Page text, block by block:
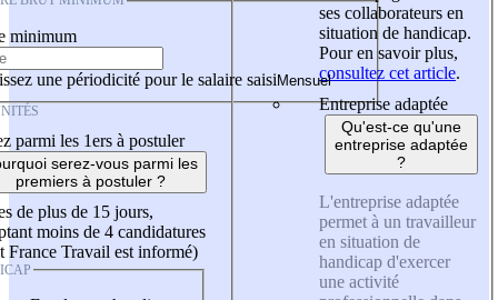
minimum
une périodicité pour le salaire saisi
parmi les 1ers à postuler
serez-vous parmi les
premiers à postuler ?
de plus de 15 jours,
moins de 4 candidatures
France Travail est informé)
ses collaborateurs en
situation de handicap.
Pour en savoir plus,
consultez cet article.
Entreprise adaptée
Qu'est-ce qu'une
entreprise adaptée
?
L'entreprise adaptée
permet à un travailleur
en situation de
handicap d'exercer
une activité